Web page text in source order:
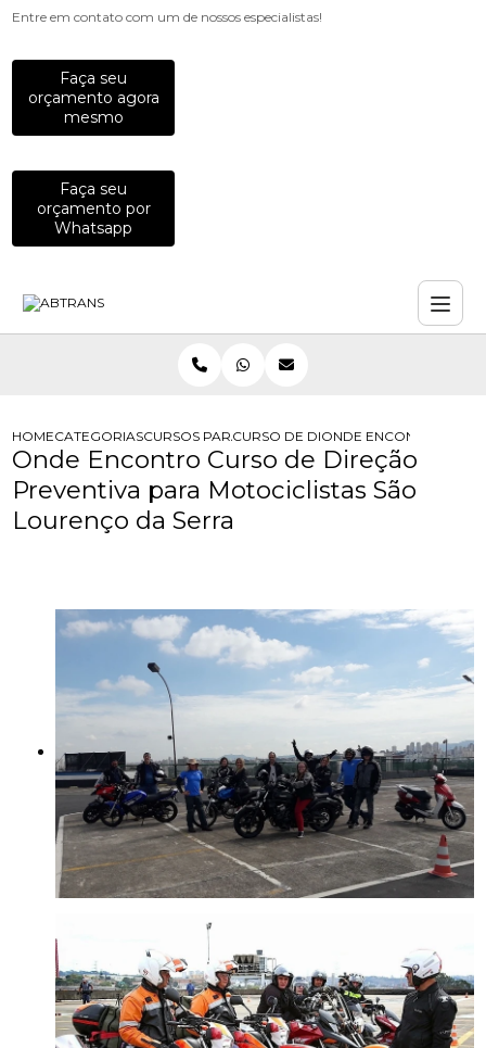
Entre em contato com um de nossos especialistas!
Faça seu
orçamento agora
mesmo
Faça seu
orçamento por
Whatsapp
HOMECATEGORIASCURSOS PARA MOTOCICLISTAS
CURSO DE DIRECAO PREVENTIVA
ONDE ENCONTRO
Onde Encontro Curso de Direção
Preventiva para Motociclistas São
Lourenço da Serra